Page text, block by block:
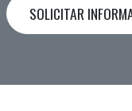
SOLICITAR